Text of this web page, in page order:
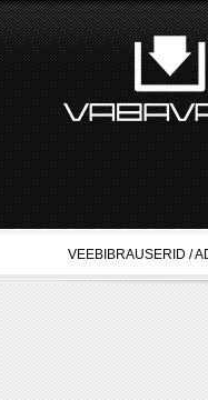
VEEBIBRAUSERID /